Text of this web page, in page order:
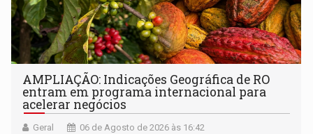
AMPLIAÇÃO: Indicações Geográfica de RO
entram em programa internacional para
acelerar negócios
Geral 06 de Agosto de 2026 às 16:42